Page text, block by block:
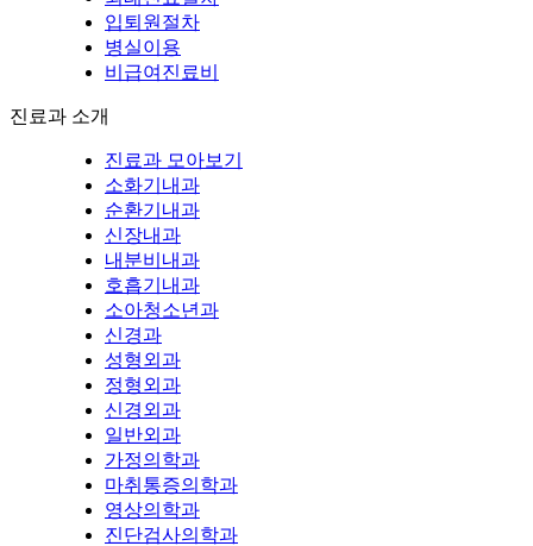
입퇴원절차
병실이용
비급여진료비
진료과 소개
진료과 모아보기
소화기내과
순환기내과
신장내과
내분비내과
호흡기내과
소아청소년과
신경과
성형외과
정형외과
신경외과
일반외과
가정의학과
마취통증의학과
영상의학과
진단검사의학과